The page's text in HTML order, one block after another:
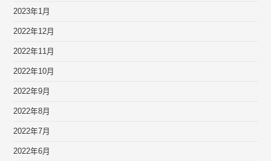
2023年1月
2022年12月
2022年11月
2022年10月
2022年9月
2022年8月
2022年7月
2022年6月